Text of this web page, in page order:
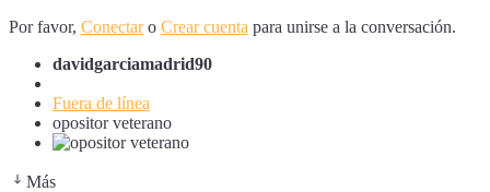
Por favor, Conectaro Crear cuenta para unirse a la conversación.
davidgarciamadrid90
Fuera de línea
opositor veterano
Más